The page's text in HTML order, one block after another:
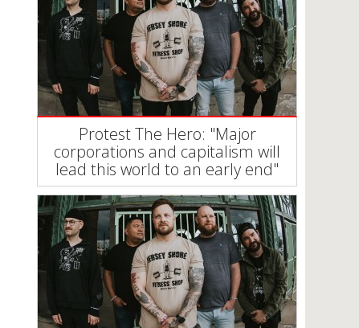
Protest The Hero: "Major
corporations and capitalism will
lead this world to an early end"